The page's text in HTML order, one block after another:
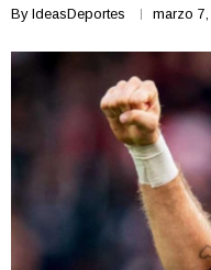
By IdeasDeportes marzo